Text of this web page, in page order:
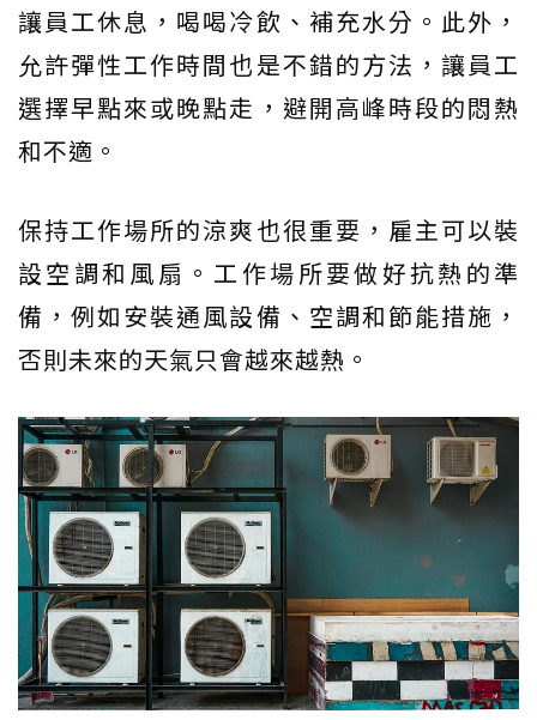
讓員工休息，喝喝冷飲、補充水分。此外，
允許彈性工作時間也是不錯的方法，讓員工
選擇早點來或晚點走，避開高峰時段的悶熱
和不適。
保持工作場所的涼爽也很重要，雇主可以裝
設空調和風扇。工作場所要做好抗熱的準
備，例如安裝通風設備、空調和節能措施，
否則未來的天氣只會越來越熱。